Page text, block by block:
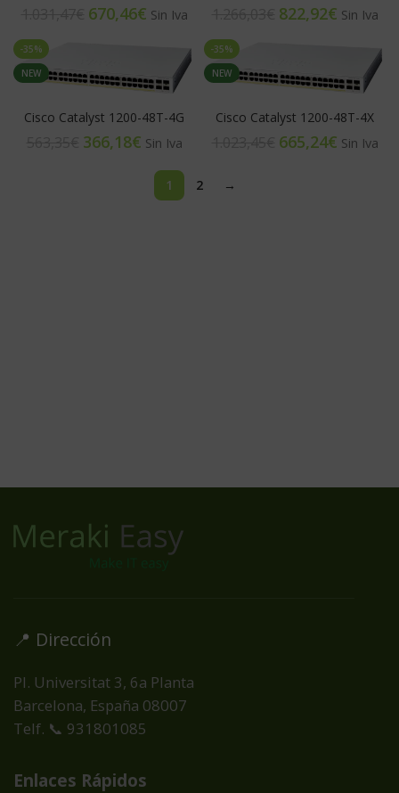
670,46€ 822,92€
-35%
NEW
Cisco Catalyst 1200-48T-4G
366,18€
-35%
NEW
Cisco Catalyst 1200-48T-4X
665,24€
1 2 →
📍 Dirección
Pl. Universitat 3, 6a Planta
Barcelona, España 08007
Telf. 📞 931801085
Enlaces Rápidos